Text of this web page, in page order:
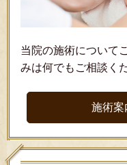
当院の施術について
みは何でもご相談く
施術案